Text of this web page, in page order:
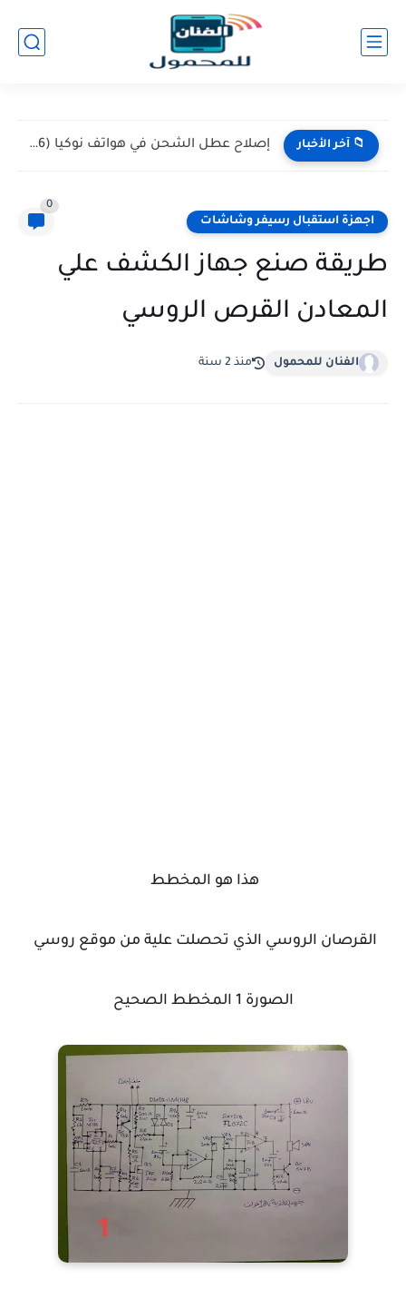
📁 آخر الأخبار إصلاح عطل الشحن في هواتف نوكيا (Nokia 105 / 106)...
اجهزة استقبال رسيفر وشاشات
0
طريقة صنع جهاز الكشف علي
المعادن القرص الروسي
الفنان للمحمول منذ 2 سنة
هذا هو المخطط
القرصان الروسي الذي تحصلت علية من موقع روسي
الصورة 1 المخطط الصحيح